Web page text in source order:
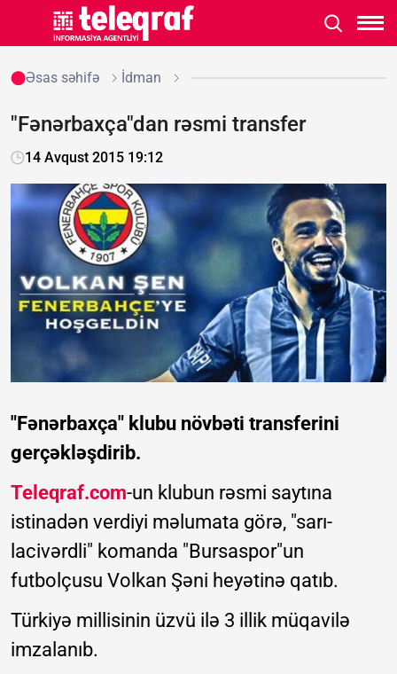
Əsas səhifə İdman
"Fənərbaxça"dan rəsmi transfer
14 Avqust 2015 19:12
"Fənərbaxça" klubu növbəti transferini
gerçəkləşdirib.
Teleqraf.com-un klubun rəsmi saytına
istinadən verdiyi məlumata görə, "sarı-
lacivərdli" komanda "Bursaspor"un
futbolçusu Volkan Şəni heyətinə qatıb.
Türkiyə millisinin üzvü ilə 3 illik müqavilə
imzalanıb.